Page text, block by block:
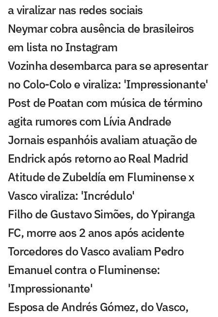
a viralizar nas redes sociais
Neymar cobra ausência de brasileiros
em lista no Instagram
Vozinha desembarca para se apresentar
no Colo-Colo e viraliza: 'Impressionante'
Post de Poatan com música de término
agita rumores com Lívia Andrade
Jornais espanhóis avaliam atuação de
Endrick após retorno ao Real Madrid
Atitude de Zubeldía em Fluminense x
Vasco viraliza: 'Incrédulo'
Filho de Gustavo Simões, do Ypiranga
FC, morre aos 2 anos após acidente
Torcedores do Vasco avaliam Pedro
Emanuel contra o Fluminense:
'Impressionante'
Esposa de Andrés Gómez, do Vasco,